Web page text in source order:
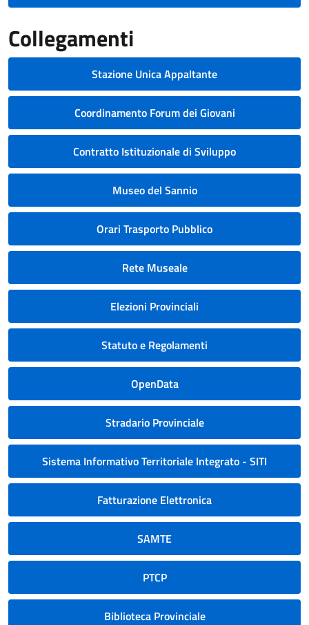
Collegamenti
Stazione Unica Appaltante
Coordinamento Forum dei Giovani
Contratto Istituzionale di Sviluppo
Museo del Sannio
Orari Trasporto Pubblico
Rete Museale
Elezioni Provinciali
Statuto e Regolamenti
OpenData
Stradario Provinciale
Sistema Informativo Territoriale Integrato - SITI
Fatturazione Elettronica
SAMTE
PTCP
Biblioteca Provinciale